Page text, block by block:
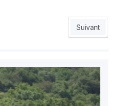
monte avant le grand
Article
Suivant